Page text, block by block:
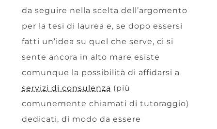
da seguire nella scelta dell’argomento
per la tesi di laurea e, se dopo essersi
fatti un’idea su quel che serve, ci si
sente ancora in alto mare esiste
comunque la possibilità di affidarsi a
servizi di consulenza (più
comunemente chiamati di tutoraggio)
dedicati, di modo da essere